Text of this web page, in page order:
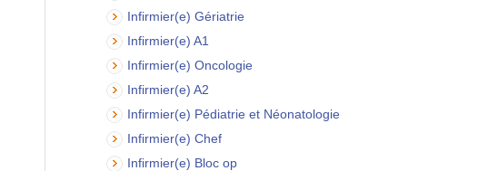
Infirmier(e) Gériatrie
Infirmier(e) A1
Infirmier(e) Oncologie
Infirmier(e) A2
Infirmier(e) Pédiatrie et Néonatologie
Infirmier(e) Chef
Infirmier(e) Bloc op